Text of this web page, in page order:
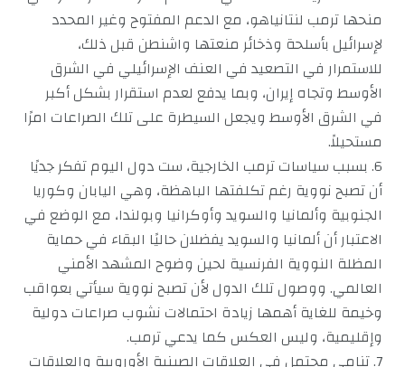
منحها ترمب لنتانياهو، مع الدعم المفتوح وغير المحدد
لإسرائيل بأسلحة وذخائر منعتها واشنطن قبل ذلك،
للاستمرار في التصعيد في العنف الإسرائيلي في الشرق
الأوسط وتجاه إيران، وبما يدفع لعدم استقرار بشكل أكبر
في الشرق الأوسط ويجعل السيطرة على تلك الصراعات امرًا
مستحيلاً.
6. بسبب سياسات ترمب الخارجية، ست دول اليوم تفكر جديًا
أن تصبح نووية رغم تكلفتها الباهظة، وهي اليابان وكوريا
الجنوبية وألمانيا والسويد وأوكرانيا وبولندا، مع الوضع في
الاعتبار أن ألمانيا والسويد يفضلان حاليًا البقاء في حماية
المظلة النووية الفرنسية لحين وضوح المشهد الأمني
العالمي. ووصول تلك الدول لأن تصبح نووية سيأتي بعواقب
وخيمة للغاية أهمها زيادة احتمالات نشوب صراعات دولية
وإقليمية، وليس العكس كما يدعي ترمب.
7. تنامي محتمل في العلاقات الصينية الأوروبية والعلاقات